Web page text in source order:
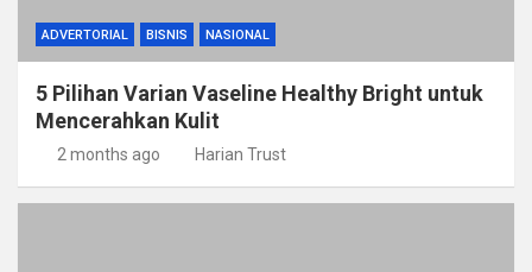
ADVERTORIAL BISNIS NASIONAL
5 Pilihan Varian Vaseline Healthy Bright untuk
Mencerahkan Kulit
2 months ago Harian Trust